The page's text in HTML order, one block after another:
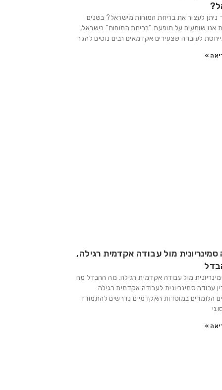
ניתן לעצור את בריחת המוחות מישראל? בשנים
אנו שומעים על תופעת “בריחת המוחות” בישראל,
לעובדה שצעירים אקדמאים רבים נוטים להגר
»
מול עבודה אקדמית רגילה,
מול עבודה אקדמית רגילה, מה ההבדל מה
עבודה סמינריונית לעבודה אקדמית רגילה
הלומדים במוסדות האקדמיים נדרשים להתמודד
»